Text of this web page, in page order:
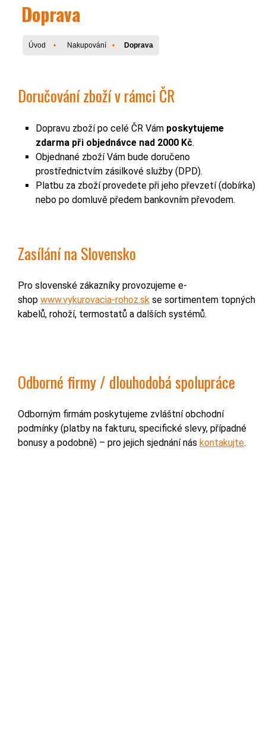
Doprava
Úvod Nakupování Doprava
Doručování zboží v rámci ČR
Dopravu zboží po celé ČR Vám poskytujeme
zdarma při objednávce nad 2000 Kč.
Objednané zboží Vám bude doručeno
prostřednictvím zásilkové služby (DPD).
Platbu za zboží provedete při jeho převzetí (dobírka)
nebo po domluvě předem bankovním převodem.
Zasílání na Slovensko
Pro slovenské zákazníky provozujeme e-
shop www.vykurovacia-rohoz.sk se sortimentem topných
kabelů, rohoží, termostatů a dalších systémů.
Odborné firmy / dlouhodobá spolupráce
Odborným firmám poskytujeme zvláštní obchodní
podmínky (platby na fakturu, specifické slevy, případné
bonusy a podobně) – pro jejich sjednání nás kontakujte.